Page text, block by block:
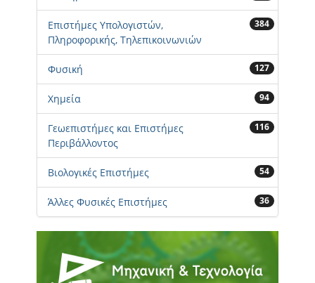
Επιστήμες Υπολογιστών,
Πληροφορικής, Τηλεπικοινωνιών
384
Φυσική 127
Χημεία 94
Γεωεπιστήμες και Επιστήμες
Περιβάλλοντος
116
Βιολογικές Επιστήμες 54
Άλλες Φυσικές Επιστήμες 36